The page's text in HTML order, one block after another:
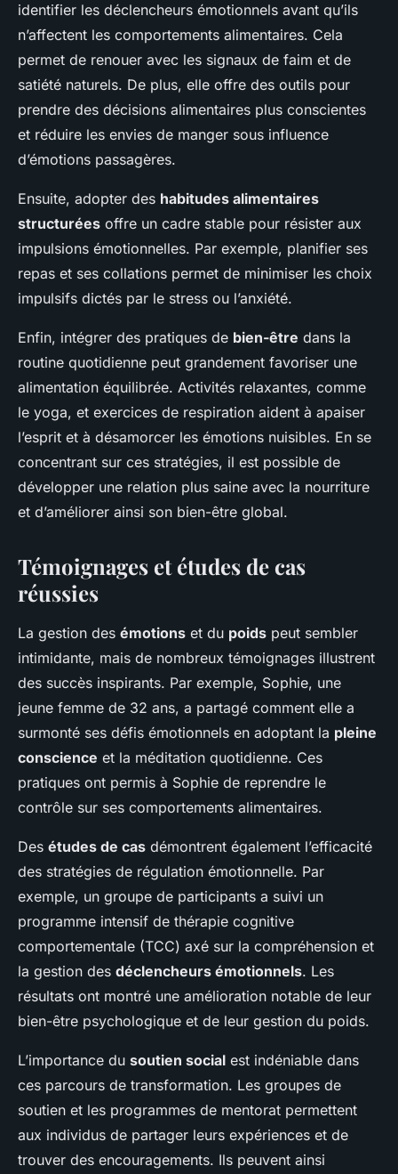
identifier les déclencheurs émotionnels avant qu’ils
n’affectent les comportements alimentaires. Cela
permet de renouer avec les signaux de faim et de
satiété naturels. De plus, elle offre des outils pour
prendre des décisions alimentaires plus conscientes
et réduire les envies de manger sous influence
d’émotions passagères.
Ensuite, adopter des habitudes alimentaires
structurées offre un cadre stable pour résister aux
impulsions émotionnelles. Par exemple, planifier ses
repas et ses collations permet de minimiser les choix
impulsifs dictés par le stress ou l’anxiété.
Enfin, intégrer des pratiques de bien-être dans la
routine quotidienne peut grandement favoriser une
alimentation équilibrée. Activités relaxantes, comme
le yoga, et exercices de respiration aident à apaiser
l’esprit et à désamorcer les émotions nuisibles. En se
concentrant sur ces stratégies, il est possible de
développer une relation plus saine avec la nourriture
et d’améliorer ainsi son bien-être global.
Témoignages et études de cas
réussies
La gestion des émotions et du poids peut sembler
intimidante, mais de nombreux témoignages illustrent
des succès inspirants. Par exemple, Sophie, une
jeune femme de 32 ans, a partagé comment elle a
surmonté ses défis émotionnels en adoptant la pleine
conscience et la méditation quotidienne. Ces
pratiques ont permis à Sophie de reprendre le
contrôle sur ses comportements alimentaires.
Des études de cas démontrent également l’efficacité
des stratégies de régulation émotionnelle. Par
exemple, un groupe de participants a suivi un
programme intensif de thérapie cognitive
comportementale (TCC) axé sur la compréhension et
la gestion des déclencheurs émotionnels. Les
résultats ont montré une amélioration notable de leur
bien-être psychologique et de leur gestion du poids.
L’importance du soutien social est indéniable dans
ces parcours de transformation. Les groupes de
soutien et les programmes de mentorat permettent
aux individus de partager leurs expériences et de
trouver des encouragements. Ils peuvent ainsi